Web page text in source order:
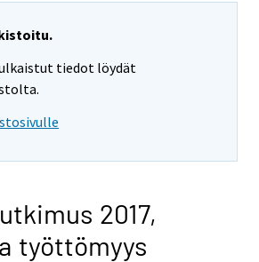
tiedot löydät
2017,
työttömyys